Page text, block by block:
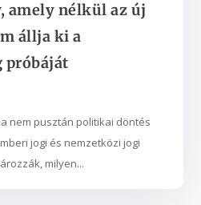
amely nélkül az új
állja ki a
próbáját
nem pusztán politikai döntés
jogi és nemzetközi jogi
milyen...